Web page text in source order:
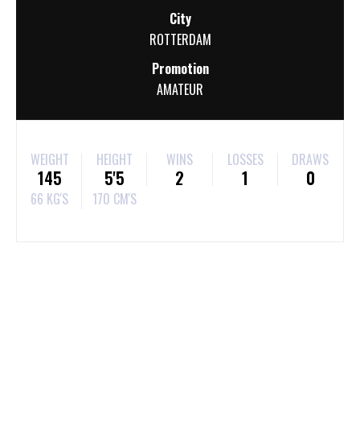
City
ROTTERDAM
Promotion
AMATEUR
WEIGHT
145
66 KG'S
HEIGHT
5'5
170 CM'S
WINS
2
LOSSES
1
DRAWS
0